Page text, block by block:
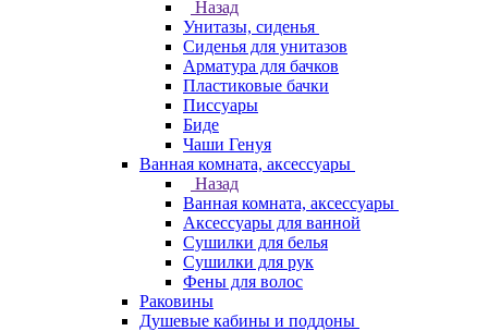
Назад
Унитазы, сиденья
Сиденья для унитазов
Арматура для бачков
Пластиковые бачки
Писсуары
Биде
Чаши Генуя
Ванная комната, аксессуары
Назад
Ванная комната, аксессуары
Аксессуары для ванной
Сушилки для белья
Сушилки для рук
Фены для волос
Раковины
Душевые кабины и поддоны